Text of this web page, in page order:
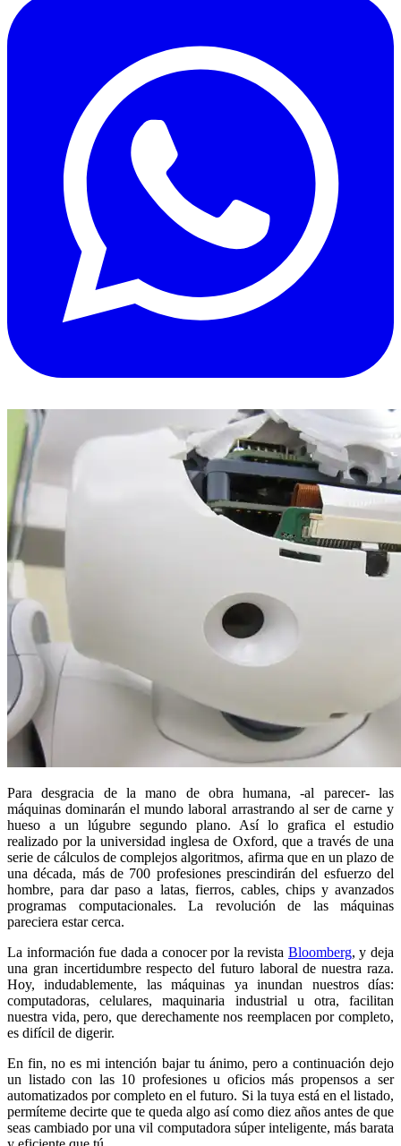
Para desgracia de la mano de obra humana, -al parecer- las
máquinas dominarán el mundo laboral arrastrando al ser de carne y
hueso a un lúgubre segundo plano. Así lo grafica el estudio
realizado por la universidad inglesa de Oxford, que a través de una
serie de cálculos de complejos algoritmos, afirma que en un plazo de
una década, más de 700 profesiones prescindirán del esfuerzo del
hombre, para dar paso a latas, fierros, cables, chips y avanzados
programas computacionales. La revolución de las máquinas
pareciera estar cerca.
La información fue dada a conocer por la revista Bloomberg, y deja
una gran incertidumbre respecto del futuro laboral de nuestra raza.
Hoy, indudablemente, las máquinas ya inundan nuestros días:
computadoras, celulares, maquinaria industrial u otra, facilitan
nuestra vida, pero, que derechamente nos reemplacen por completo,
es difícil de digerir.
En fin, no es mi intención bajar tu ánimo, pero a continuación dejo
un listado con las 10 profesiones u oficios más propensos a ser
automatizados por completo en el futuro. Si la tuya está en el listado,
permíteme decirte que te queda algo así como diez años antes de que
seas cambiado por una vil computadora súper inteligente, más barata